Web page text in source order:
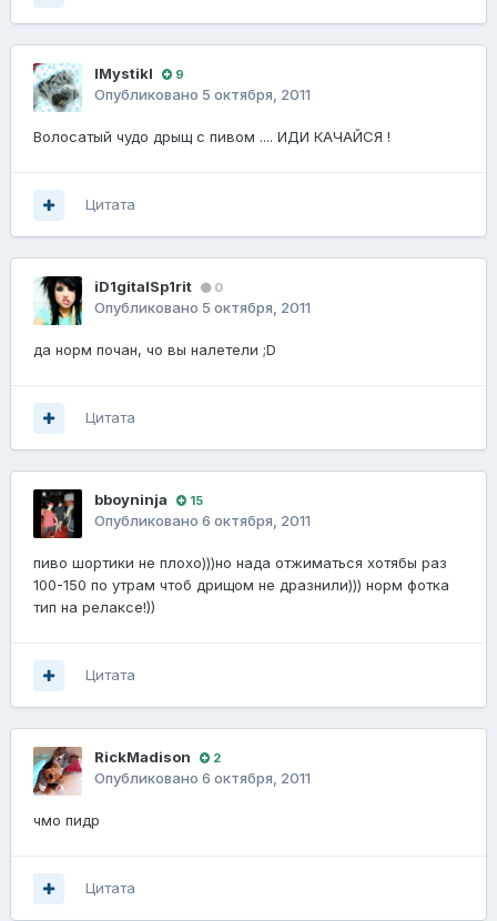
lMystikl 9
Опубликовано 5 октября, 2011
Волосатый чудо дрыщ с пивом .... ИДИ КАЧАЙСЯ !
Цитата
iD1gitalSp1rit 0
Опубликовано 5 октября, 2011
да норм почан, чо вы налетели ;D
Цитата
bboyninja 15
Опубликовано 6 октября, 2011
пиво шортики не плохо)))но нада отжиматься хотябы раз
100-150 по утрам чтоб дрищом не дразнили))) норм фотка
тип на релаксе!))
Цитата
RickMadison 2
Опубликовано 6 октября, 2011
чмо пидр
Цитата